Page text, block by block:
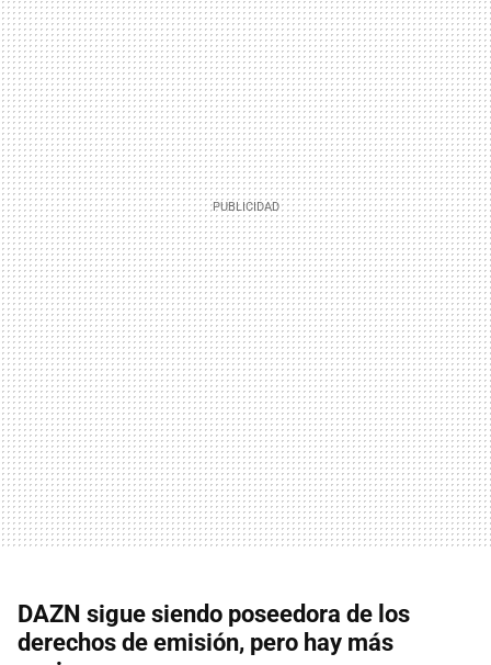
DAZN sigue siendo poseedora de los
derechos de emisión, pero hay más